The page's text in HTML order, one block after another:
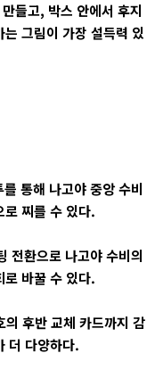
들고, 박스 안에서 후지
그림이 가장 설득력 있
통해 나고야 중앙 수비
로 찌를 수 있다.
전환으로 나고야 수비의
로 바꿀 수 있다.
후반 교체 카드까지 감
더 다양하다.